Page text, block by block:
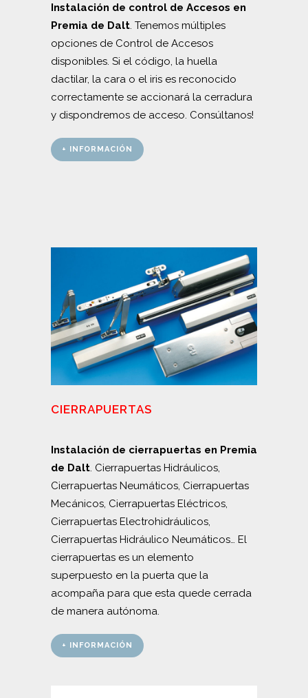
Instalación de control de Accesos en
Premia de Dalt . Tenemos múltiples
opciones de Control de Accesos
disponibles. Si el código, la huella
dactilar, la cara o el iris es reconocido
correctamente se accionará la cerradura
y dispondremos de acceso. Consúltanos!
+ INFORMACIÓN
CIERRAPUERTAS
Instalación de cierrapuertas en Premia
de Dalt. Cierrapuertas Hidráulicos,
Cierrapuertas Neumáticos, Cierrapuertas
Mecánicos, Cierrapuertas Eléctricos,
Cierrapuertas Electrohidráulicos,
Cierrapuertas Hidráulico Neumáticos… El
cierrapuertas es un elemento
superpuesto en la puerta que la
acompaña para que esta quede cerrada
de manera autónoma.
+ INFORMACIÓN